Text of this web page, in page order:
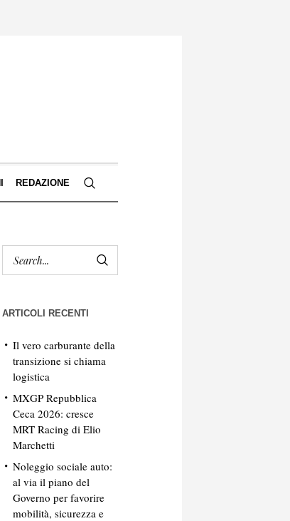
REDAZIONE
ARTICOLI RECENTI
Il vero carburante della
transizione si chiama
logistica
MXGP Repubblica
Ceca 2026: cresce
MRT Racing di Elio
Marchetti
Noleggio sociale auto:
al via il piano del
Governo per favorire
mobilità, sicurezza e